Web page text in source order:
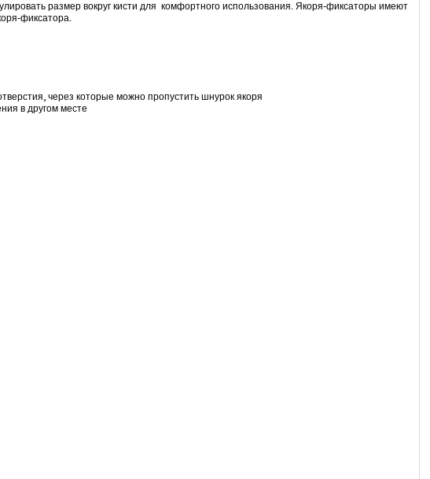
размер вокруг кисти для комфортного использования. Якоря-фиксаторы имеют
фиксатора.
через которые можно пропустить шнурок якоря
в другом месте